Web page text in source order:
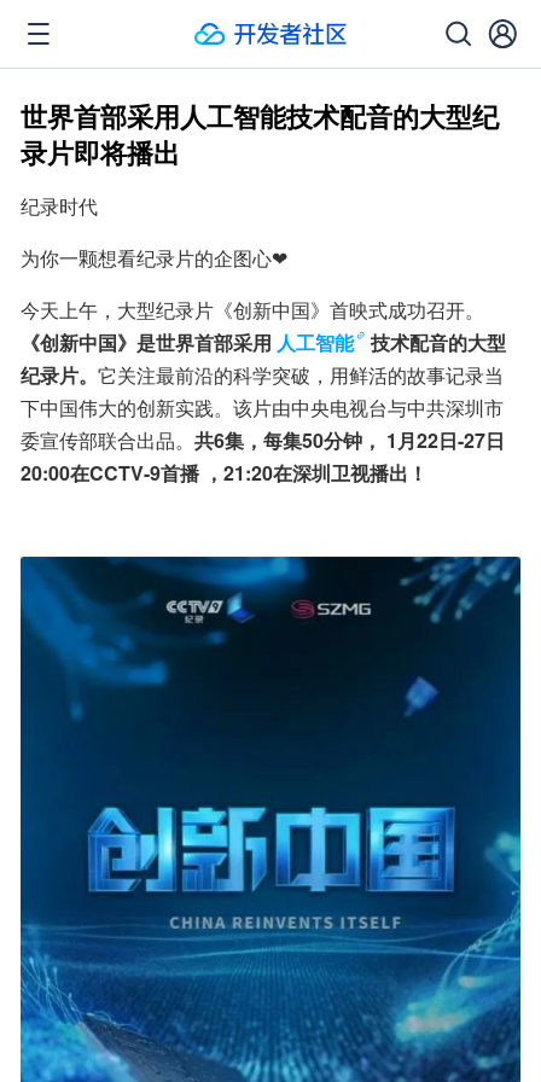
世界首部采用人工智能技术配音的大型纪
录片即将播出
纪录时代
为你一颗想看纪录片的企图心❤
今天上午，大型纪录片《创新中国》首映式成功召开。
《创新中国》是世界首部采用 人工智能
技术配音的大型
纪录片。 它关注最前沿的科学突破，用鲜活的故事记录当
下中国伟大的创新实践。该片由中央电视台与中共深圳市
委宣传部联合出品。 共6集，每集50分钟， 1月22日-27日
20:00在CCTV-9首播 ，21:20在深圳卫视播出！